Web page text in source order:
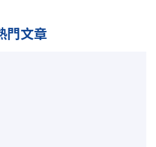
門文章